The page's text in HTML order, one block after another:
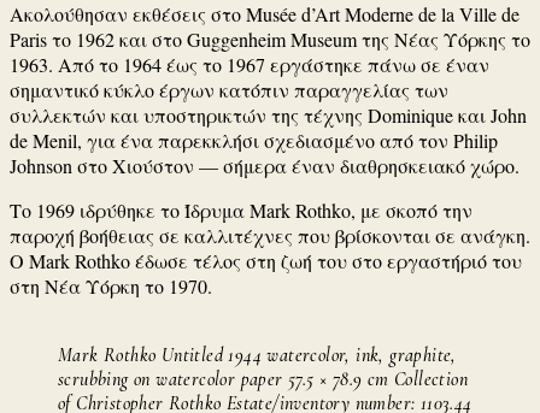
Ακολούθησαν εκθέσεις στο Musée d’Art Moderne de la Ville de
Paris το 1962 και στο Guggenheim Museum της Νέας Υόρκης το
1963. Από το 1964 έως το 1967 εργάστηκε πάνω σε έναν
σημαντικό κύκλο έργων κατόπιν παραγγελίας των
συλλεκτών και υποστηρικτών της τέχνης Dominique και John
de Menil, για ένα παρεκκλήσι σχεδιασμένο από τον Philip
Johnson στο Χιούστον — σήμερα έναν διαθρησκειακό χώρο.
Το 1969 ιδρύθηκε το Ίδρυμα Mark Rothko, με σκοπό την
παροχή βοήθειας σε καλλιτέχνες που βρίσκονται σε ανάγκη.
Ο Mark Rothko έδωσε τέλος στη ζωή του στο εργαστήριό του
στη Νέα Υόρκη το 1970.
Mark Rothko Untitled 1944 watercolor, ink, graphite,
scrubbing on watercolor paper 57.5 × 78.9 cm Collection
of Christopher Rothko Estate/inventory number: 1103.44